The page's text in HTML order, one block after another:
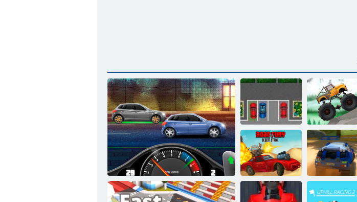
Autostāvvieta
Passion
Kravas
automašīnu
izmēģinājumi